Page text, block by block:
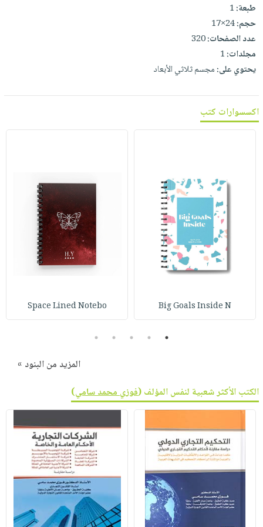
طبعة:1
حجم:24×17
عدد الصفحات:320
مجلدات:1
يحتوي على:مجسم ثلاثي الأبعاد
اكسسوارات كتب
Big Goals Inside N
Space Lined Notebo
1
2
3
4
5
المزيد من البنود »
الكتب الأكثر شعبية لنفس المؤلف (فوزي محمد سامي)